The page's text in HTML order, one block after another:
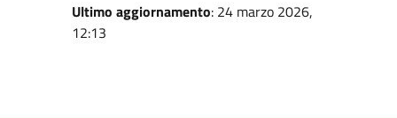
Ultimo aggiornamento: 24 marzo 2026,
12:13